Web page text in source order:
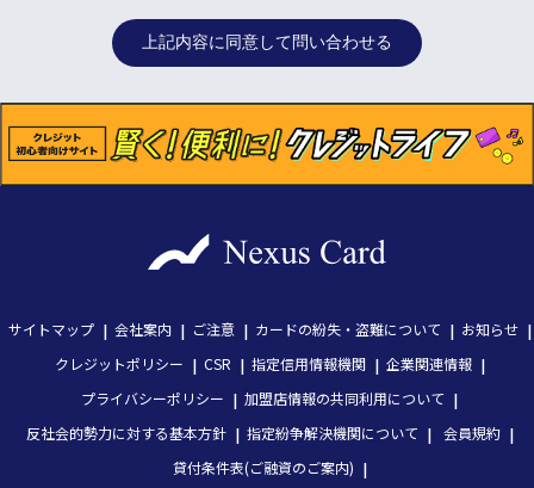
サイトマップ 会社案内 ご注意 カードの紛失・盗難について
お知らせ
クレジットポリシー
CSR 指定信用情報機関
企業関連情報
プライバシーポリシー
加盟店情報の共同利用について
反社会的勢力に対する基本方針
指定紛争解決機関について
会員規約
貸付条件表(ご融資のご案内)